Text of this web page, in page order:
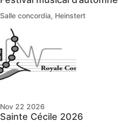
Salle concordia, Heinstert
Nov 22 2026
Sainte Cécile 2026